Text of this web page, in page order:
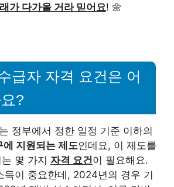
가 다가올 거라 믿어요! 🌼
급자 자격 요건은 어
?
정부에서 정한 일정 기준 이하의
에 지원되는 제도인데요, 이 제도를
몇 가지 자격 요건이 필요해요.
득이 중요한데, 2024년의 경우 기